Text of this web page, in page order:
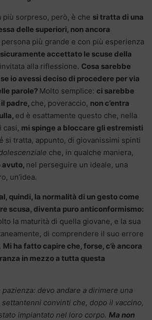
più sorpreso, però, è che si tratta di una
delle superiori, non ancora
persona più grande e con più esperienza
accettato le scuse della
invitata alla riflessione. Cosa sarebbe
io avessi deciso di procedere per via
parole? Molto semplice: ci sarebbe
padre, che, poveraccio, non c’entra
ed è esattamente questo che, nella
casi, mi spinge a bloccare gli estremisti
si tratta, appunto, di giovanissimi spinti
che, in qualche maniera,
nel perseguire un ideale, una
un’idea.
quindi, la normalità di un gesto come
scusa, diventa puro anticonformismo:
la maturità di quella giovane, e la sua
di comprendere il suo errore
Mi ha fatto capire che, forse, c’è ancora
in mezzo a tutta questa
pazienza: devo andare a dirimere una
convinti che, dopo il vaccino,
impiantato nel loro corpo. Ma non